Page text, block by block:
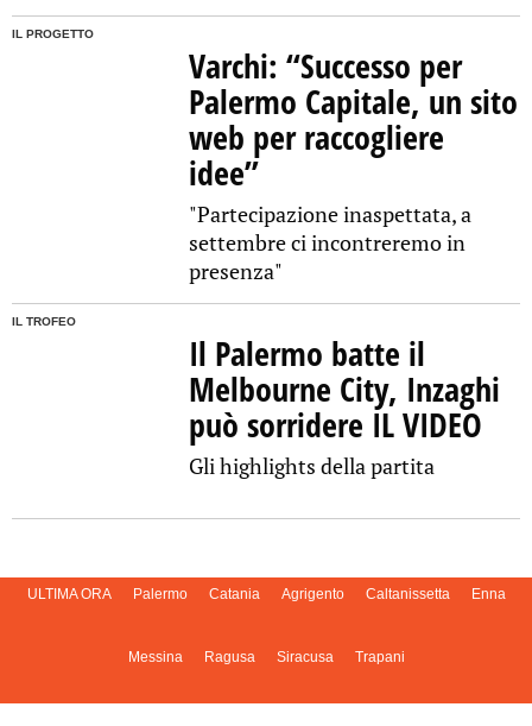
IL PROGETTO
Varchi: “Successo per
Palermo Capitale, un sito
web per raccogliere
idee”
"Partecipazione inaspettata, a
settembre ci incontreremo in
presenza"
IL TROFEO
Il Palermo batte il
Melbourne City, Inzaghi
può sorridere IL VIDEO
Gli highlights della partita
ULTIMA ORA Palermo Catania Agrigento Caltanissetta Enna
Messina Ragusa Siracusa Trapani